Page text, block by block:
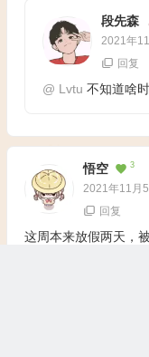
段先森
2021年
回复
@ Lvtu 不知道啥
悟空 3
2021年11月5
回复
这周本来放假两天，